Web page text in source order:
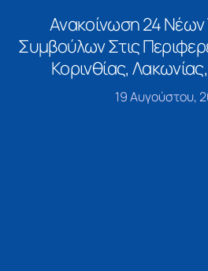
Ανακοίνωση 24
Συμβούλων Στις
Κορινθίας,
19 Αυγούστου,